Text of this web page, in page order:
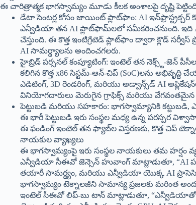
ఈ చారిత్రాత్మక భాగస్వామ్యం మూడు కీలక అంశాలపై దృష్టి
డేటా సెంటర్ల కోసం జాయింట్ ప్లాట్‌ఫాం: AI ఇన్‌ఫ్రాస్ట్రక్చర్
ఎన్వీడియా తన AI ప్లాట్‌ఫామ్‌లలో సమీకరించనుంది. ఇది
చేస్తుంది. ఈ కొత్త ఇంటిగ్రేటెడ్ ప్లాట్‌ఫాం ద్వారా క్లౌడ్
AI సామర్థ్యాలను అందించగలరు.
హైబ్రిడ్ పర్సనల్ కంప్యూటింగ్: ఇంటెల్ తన నెక్స్ట్-జెన్
కలిగిన కొత్త x86 సిస్టమ్-ఆన్-చిప్ (SoC)లను
ఎడిటింగ్, 3D రెండరింగ్, మరియు అడ్వాన్స్‌డ్ AI
వినియోగదారులు మెరుగైన గ్రాఫిక్స్ మరియు వేగవంతమైన
పెట్టుబడి మరియు సహకారం: భాగస్వామ్యానికి కట్టుబడి,
ఈ భారీ పెట్టుబడి ఇరు సంస్థల మధ్య ఉన్న పరస్పర
ఈ ఫండింగ్ ఇంటెల్ తన ఫ్యాబ్‌ల విస్తరణకు, కొత్త చిప్
నాయకుల వ్యాఖ్యలు
ఈ భాగస్వామ్యంపై ఇరు సంస్థల నాయకులు తమ హర్షం
ఎన్వీడియా సీఈవో జెన్సెన్ హువాంగ్ మాట్లాడుతూ, “AI
తయారీ సామర్థ్యం, మరియు ఎన్వీడియా యొక్క AI ప్రాసెసింగ్
భాగస్వామ్యం టెక్నాలజీని సామాన్య ప్రజలకు మరింత
ఇంటెల్ సీఈవో లిప్-బు టాన్ మాట్లాడుతూ,